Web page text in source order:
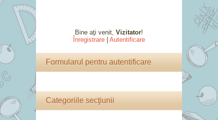
Bine aţi venit, Vizitator!
Înregistrare
Autentificare
Formularul pentru autentificare
Categoriile secţiunii